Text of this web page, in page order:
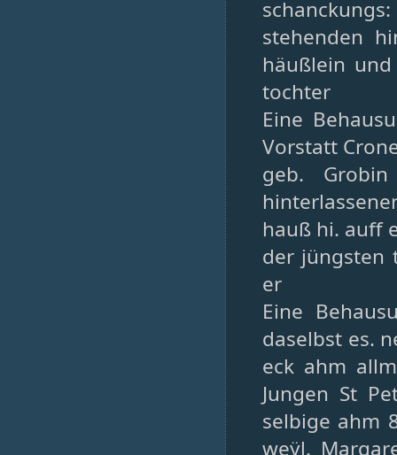
stehenden
häußlein
tochter
Eine
Vorstatt
geb. Grobin
hauß hi. auff
der jüngsten
er
Eine
daselbst es.
eck ahm
Jungen St
selbige ahm
weÿl.